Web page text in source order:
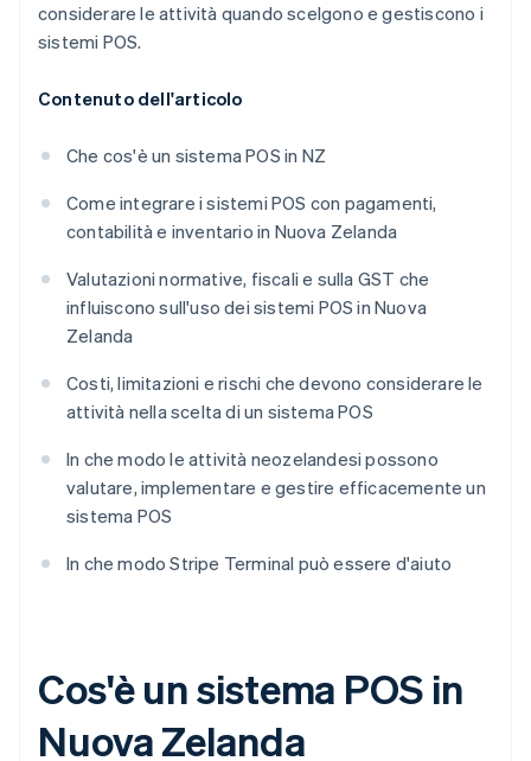
considerare le attività quando scelgono e gestiscono i
sistemi POS.
Contenuto dell'articolo
Che cos'è un sistema POS in NZ
Come integrare i sistemi POS con pagamenti,
contabilità e inventario in Nuova Zelanda
Valutazioni normative, fiscali e sulla GST che
influiscono sull'uso dei sistemi POS in Nuova
Zelanda
Costi, limitazioni e rischi che devono considerare le
attività nella scelta di un sistema POS
In che modo le attività neozelandesi possono
valutare, implementare e gestire efficacemente un
sistema POS
In che modo Stripe Terminal può essere d'aiuto
Cos'è un sistema POS in
Nuova Zelanda